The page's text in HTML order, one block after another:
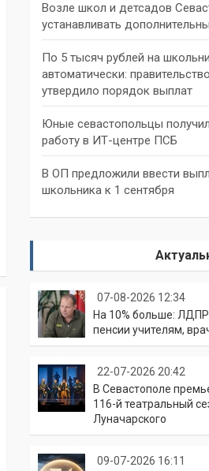
Возле школ и детсадов
устанавливать
По 5 тысяч рублей на
автоматически:
утвердило порядок выплат
Юные севастопольцы
работу в ИТ-центре ПСБ
В ОП предложили ввести
школьника к 1 сентября
07-08-2026 12:34
На 10% больше:
пенсии учителям,
22-07-2026 20:42
В Севастополе
116-й театральный
Луначарского
09-07-2026 16:11